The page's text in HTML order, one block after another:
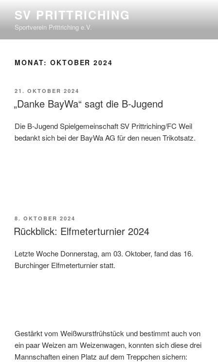
SV PRITTRICHING
Sportverein Prittriching e.V.
MONAT: OKTOBER 2024
21. OKTOBER 2024
„Danke BayWa“ sagt die B-Jugend
Die B-Jugend Spielgemeinschaft SV Prittriching/FC Weil
bedankt sich bei der BayWa AG für den neuen Trikotsatz.
8. OKTOBER 2024
Rückblick: Elfmeterturnier 2024
Letzte Woche Donnerstag, am 03. Oktober, fand das 16.
Burchinger Elfmeterturnier statt.
Gestärkt vom Weißwurstfrühstück und bestimmt auch von
ein paar Weizen am Weizenwagen, konnten sich diese drei
Mannschaften einen Platz auf dem Treppchen sichern: